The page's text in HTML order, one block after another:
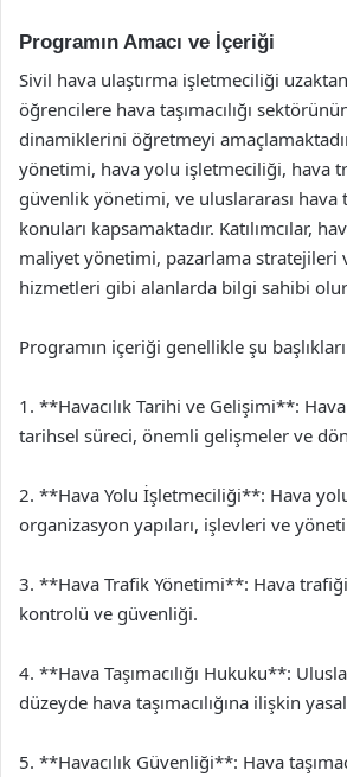
Programın Amacı ve İçeriği
Sivil hava ulaştırma işletmeciliği
öğrencilere hava taşımacılığı
dinamiklerini öğretmeyi
yönetimi, hava yolu işletmeciliği, hava
güvenlik yönetimi, ve uluslararası hava
konuları kapsamaktadır. Katılımcılar,
maliyet yönetimi, pazarlama stratejileri
hizmetleri gibi alanlarda bilgi sahibi
Programın içeriği genellikle şu
1. **Havacılık Tarihi ve Gelişimi**: Hava
tarihsel süreci, önemli gelişmeler ve
2. **Hava Yolu İşletmeciliği**: Hava
organizasyon yapıları, işlevleri ve
3. **Hava Trafik Yönetimi**: Hava
kontrolü ve güvenliği.
4. **Hava Taşımacılığı Hukuku**:
düzeyde hava taşımacılığına ilişkin
5. **Havacılık Güvenliği**: Hava